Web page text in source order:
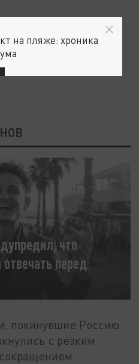
что
перед
покинувшие Россию
с резким
на пляже: хроника